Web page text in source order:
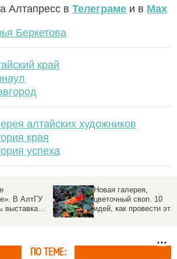
Алтапресс в Телеграме и в Max
Беркетова
край
алтайских художников
края
успеха
В АлтГУ
выставка
Новая галерея,
цветочный своп. 10
идей, как провести эти
ПО ТЕМЕ: